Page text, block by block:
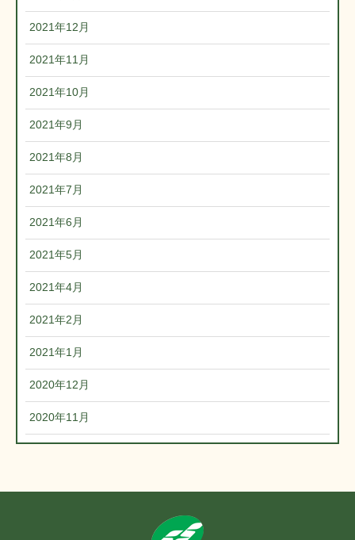
2021年12月
2021年11月
2021年10月
2021年9月
2021年8月
2021年7月
2021年6月
2021年5月
2021年4月
2021年2月
2021年1月
2020年12月
2020年11月